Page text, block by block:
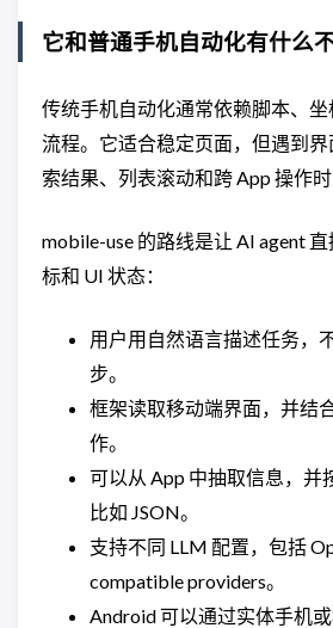
它和普通手机自动化有什么
传统手机自动化通常依赖脚本、
流程。它适合稳定页面，但遇到
索结果、列表滚动和跨 App 操作时
mobile-use 的路线是让 AI agent
标和 UI 状态：
用户用自然语言描述任务，
步。
框架读取移动端界面，并结
作。
可以从 App 中抽取信息，并
比如 JSON。
支持不同 LLM 配置，包括
compatible providers。
Android 可以通过实体手机